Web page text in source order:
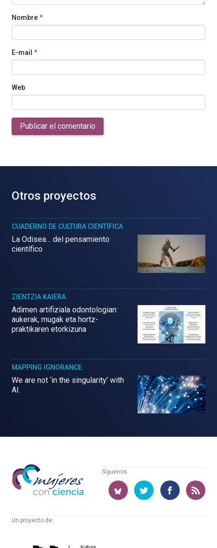
Nombre*
E-mail *
Web
Publicar el comentario
Otros proyectos
CUADERNO DE CULTURA CIENTÍFICA
La Odisea… del pensamiento
científico
ZIENTZIA KAIERA
Adimen artifiziala odontologian:
aukerak, mugak eta hortz-
praktikaren etorkizuna
MAPPING IGNORANCE
We are not ‘in the singularity’ with
AI.
Mujeres
con
ciencia
Síguenos:
Un proyecto de: